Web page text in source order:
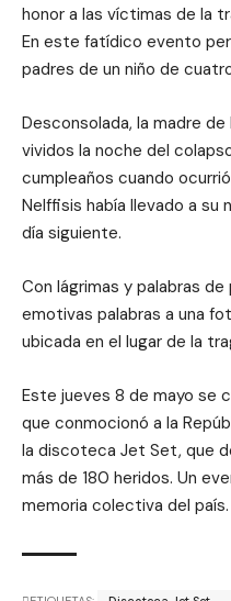
honor a las víctimas de la
En este fatídico evento
padres de un niño de
Desconsolada, la madre
vividos la noche del
cumpleaños cuando
Nelffisis había llevado a
día siguiente.
Con lágrimas y palabras
emotivas palabras a una
ubicada en el lugar de la
Este jueves 8 de mayo se
que conmocionó a la
la discoteca Jet Set, que
más de 180 heridos. Un
memoria colectiva del país.